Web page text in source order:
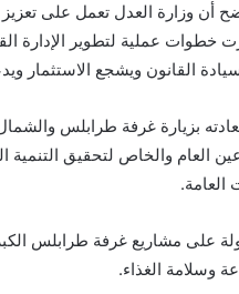
وزارة العدل تعمل على تعزيز
عملية لتطوير الإدارة
القانون ويشجع الاستثمار
بزيارة غرفة طرابلس
العام والخاص لتحقيق التنمية
على مشاريع غرفة طرابلس
وسلامة الغذاء.